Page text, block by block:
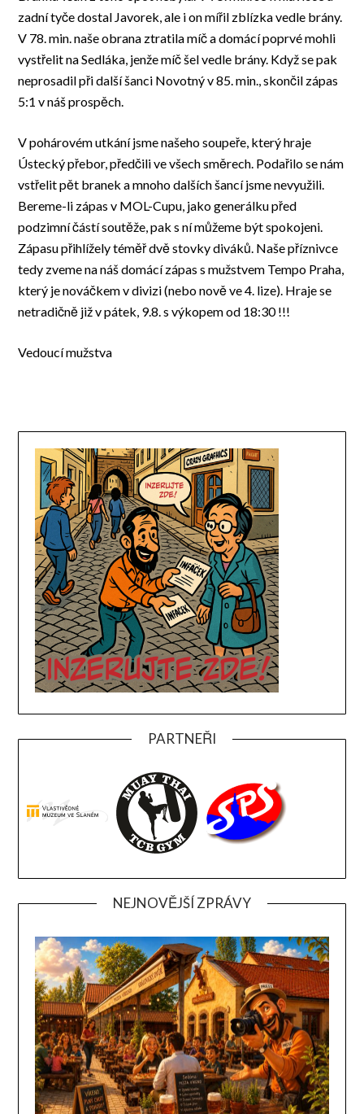
zadní tyče dostal Javorek, ale i on mířil zblízka vedle brány.
V 78. min. naše obrana ztratila míč a domácí poprvé mohli
vystřelit na Sedláka, jenže míč šel vedle brány. Když se pak
neprosadil při další šanci Novotný v 85. min., skončil zápas
5:1 v náš prospěch.
V pohárovém utkání jsme našeho soupeře, který hraje
Ústecký přebor, předčili ve všech směrech. Podařilo se nám
vstřelit pět branek a mnoho dalších šancí jsme nevyužili.
Bereme-li zápas v MOL-Cupu, jako generálku před
podzimní částí soutěže, pak s ní můžeme být spokojeni.
Zápasu přihlížely téměř dvě stovky diváků. Naše příznivce
tedy zveme na náš domácí zápas s mužstvem Tempo Praha,
který je nováčkem v divizi (nebo nově ve 4. lize). Hraje se
netradičně již v pátek, 9.8. s výkopem od 18:30 !!!
Vedoucí mužstva
PARTNEŘI
NEJNOVĚJŠÍ ZPRÁVY